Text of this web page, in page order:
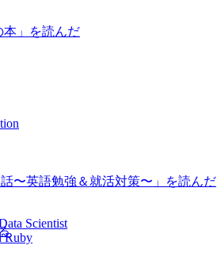
本」を読んだ
〜英語勉強＆就活対策〜」を読んだ
Scientist
Ruby